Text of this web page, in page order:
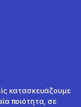
κατασκευάζουμε
ποιότητα, σε